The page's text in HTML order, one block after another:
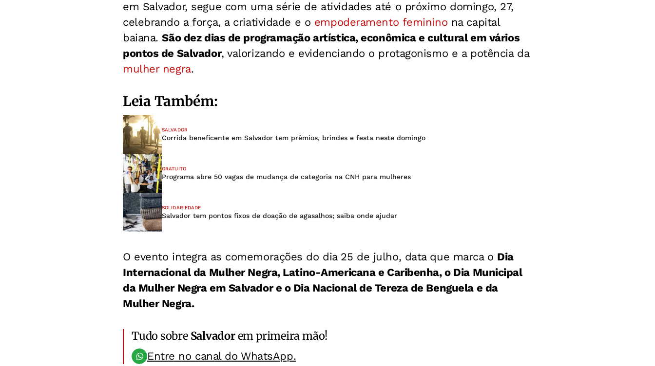
em Salvador, segue com uma série de atividades até o próximo domingo, 27,
celebrando a força, a criatividade e o empoderamento feminino na capital
baiana.São dez dias de programação artística, econômica e cultural em vários
pontos de Salvador, valorizando e evidenciando o protagonismo e a potência da
mulher negra.
Leia Também:
SALVADOR
Corrida beneficente em Salvador tem prêmios, brindes e festa neste domingo
GRATUITO
Programa abre 50 vagas de mudança de categoria na CNH para mulheres
SOLIDARIEDADE
Salvador tem pontos fixos de doação de agasalhos; saiba onde ajudar
O evento integra as comemorações do dia 25 de julho, data que marca o Dia
Internacional da Mulher Negra, Latino-Americana e Caribenha, o Dia Municipal
da Mulher Negra em Salvador e o Dia Nacional de Tereza de Benguela e da
Mulher Negra.
Tudo sobre Salvadorem primeira mão!
Entre no canal do WhatsApp.